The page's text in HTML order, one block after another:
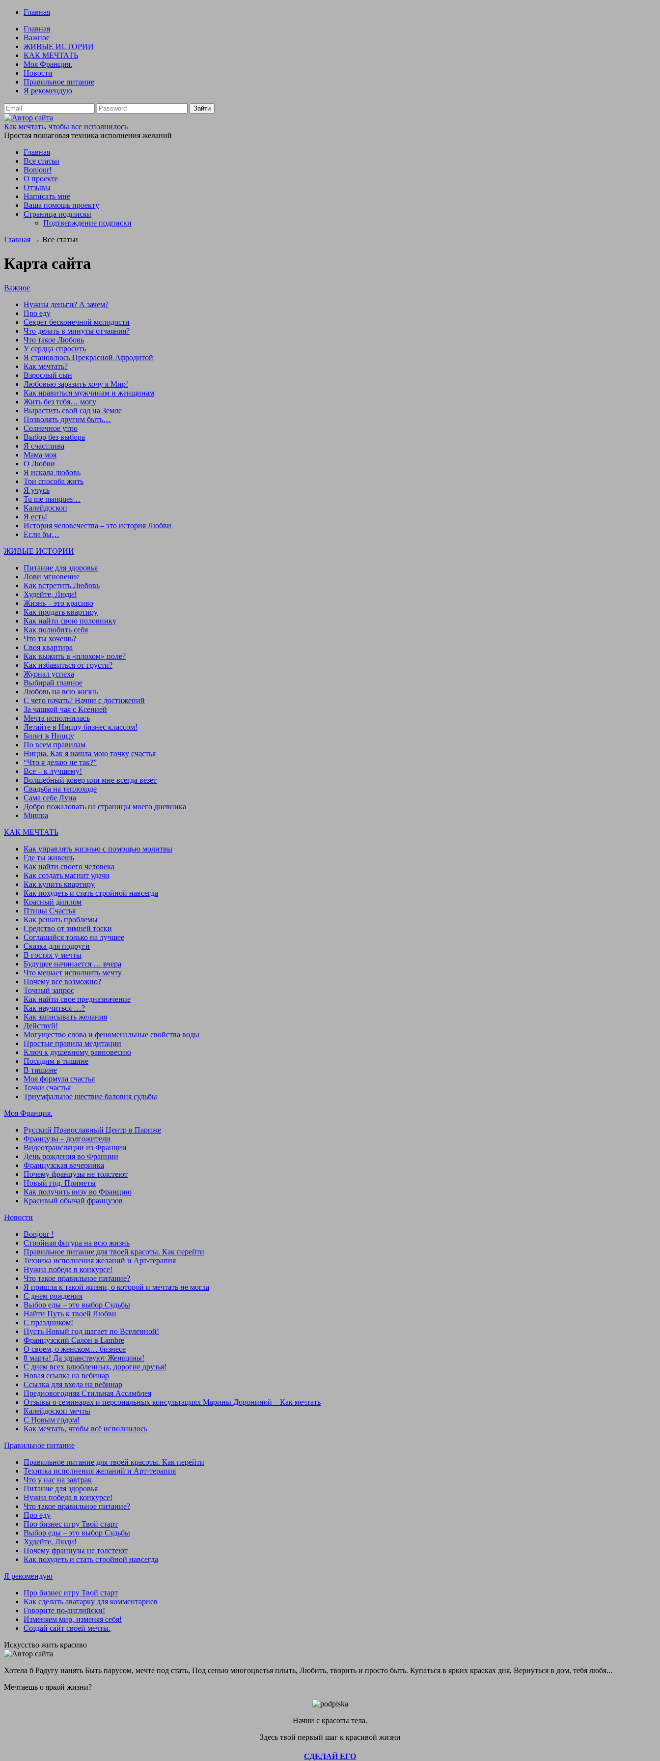
Главная
Главная
Важное
ЖИВЫЕ ИСТОРИИ
КАК МЕЧТАТЬ
Моя Франция.
Новости
Правильное питание
Я рекомендую
Зайти
Как мечтать, чтобы все исполнилось
Простая пошаговая техника исполнения желаний
Главная
Все статьи
Bonjour!
О проекте
Отзывы
Написать мне
Ваша помощь проекту
Страница подписки
Подтверждение подписки
Главная → Все статьи
Карта сайта
Важное
Нужны деньги? А зачем?
Про еду
Секрет бесконечной молодости
Что делать в минуты отчаяния?
Что такое Любовь
У сердца спросить
Я становлюсь Прекрасной Афродитой
Как мечтать?
Взрослый сын
Любовью заразить хочу я Мир!
Как нравиться мужчинам и женщинам
Жить без тебя… могу
Вырастить свой сад на Земле
Позволять другим быть…
Солнечное утро
Выбор без выбора
Я счастлива
Мама моя
О Любви
Я искала любовь
Три способа жить
Я учусь
Tu me manques…
Калейдоскоп
Я есть!
История человечества – это история Любви
Если бы…
ЖИВЫЕ ИСТОРИИ
Питание для здоровья
Лови мгновение
Как встретить Любовь
Худейте, Люди!
Жизнь – это красиво
Как продать квартиру
Как найти свою половинку
Как полюбить себя
Что ты хочешь?
Своя квартира
Как выжить в «плохом» поле?
Как избавиться от грусти?
Журнал успеха
Выбирай главное
Любовь на всю жизнь
С чего начать? Начни с достижений
За чашкой чая с Ксенией
Мечта исполнилась
Летайте в Ниццу бизнес классом!
Билет в Ниццу
По всем правилам
Ницца. Как я нашла мою точку счастья
“Что я делаю не так?”
Все – к лучшему!
Волшебный ковер или мне всегда везет
Свадьба на теплоходе
Сама себе Луна
Добро пожаловать на страницы моего дневника
Мишка
КАК МЕЧТАТЬ
Как управлять жизнью с помощью молитвы
Где ты живешь
Как найти своего человека
Как создать магнит удачи
Как купить квартиру
Как похудеть и стать стройной навсегда
Красный диплом
Птицы Счастья
Как решать проблемы
Средство от зимней тоски
Соглашайся только на лучшее
Сказка для подруги
В гостях у мечты
Будущее начинается … вчера
Что мешает исполнить мечту
Почему все возможно?
Точный запрос
Как найти свое предназначение
Как научиться …?
Как записывать желания
Действуй!
Могущество слова и феноменальные свойства воды
Простые правила медитации
Ключ к душевному равновесию
Посидим в тишине
В тишине
Моя формула счастья
Точки счастья
Триумфальное шествие баловня судьбы
Моя Франция.
Русский Православный Центр в Париже
Французы – долгожители
Видеотрансляции из Франции
День рождения во Франции
Французская вечеринка
Почему французы не толстеют
Новый год. Приметы
Как получить визу во Францию
Красивый обычай французов
Новости
Bonjour !
Стройная фигура на всю жизнь
Правильное питание для твоей красоты. Как перейти
Техника исполнения желаний и Арт-терапия
Нужна победа в конкурсе!
Что такое правильное питание?
Я пришла к такой жизни, о которой и мечтать не могла
С днем рождения
Выбор еды – это выбор Судьбы
Найти Путь к твоей Любви
С праздником!
Пусть Новый год шагает по Вселенной!
Французский Салон в Lambre
О своем, о женском… бизнесе
8 марта! Да здравствуют Женщины!
C днем всех влюбленных, дорогие друзья!
Новая ссылка на вебинар
Ссылка для входа на вебинар
Предновогодняя Стильная Ассамблея
Отзывы о семинарах и персональных консультациях Марины Дорониной – Как мечтать
Калейдоскоп мечты
C Новым годом!
Как мечтать, чтобы всё исполнилось
Правильное питание
Правильное питание для твоей красоты. Как перейти
Техника исполнения желаний и Арт-терапия
Что у нас на завтрак
Питание для здоровья
Нужна победа в конкурсе!
Что такое правильное питание?
Про еду
Про бизнес игру Твой старт
Выбор еды – это выбор Судьбы
Худейте, Люди!
Почему французы не толстеют
Как похудеть и стать стройной навсегда
Я рекомендую
Про бизнес игру Твой старт
Как сделать аватарку для комментариев
Говорите по-английски!
Изменяем мир, изменяя себя!
Создай сайт своей мечты.
Искусство жить красиво
Хотела б Радугу нанять Быть парусом, мечте под стать, Под сенью многоцветья плыть, Любить, творить и просто быть. Купаться в ярких красках дня, Вернуться в дом, тебя любя...
Мечтаешь о яркой жизни?
Начни с красоты тела.
Здесь твой первый шаг к красивой жизни
СДЕЛАЙ ЕГО